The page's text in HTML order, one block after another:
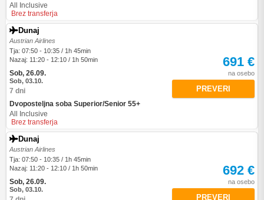
All Inclusive
Brez transferja
Dunaj
Austrian Airlines
Tja: 07:50 - 10:35 / 1h 45min
Nazaj: 11:20 - 12:10 / 1h 50min
Sob, 26.09.
Sob, 03.10.
7 dni
Dvoposteljna soba Superior/Senior 55+
All Inclusive
Brez transferja
691 €
na osebo
PREVERI
Dunaj
Austrian Airlines
Tja: 07:50 - 10:35 / 1h 45min
Nazaj: 11:20 - 12:10 / 1h 50min
Sob, 26.09.
Sob, 03.10.
692 €
na osebo
PREVERI